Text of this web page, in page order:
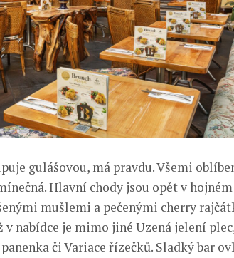
gulášovou, má pravdu. Všemi
Hlavní chody jsou opět v hojném
mušlemi a pečenými cherry
nabídce je mimo jiné Uzená jelení plec,
či Variace řízečků. Sladký bar